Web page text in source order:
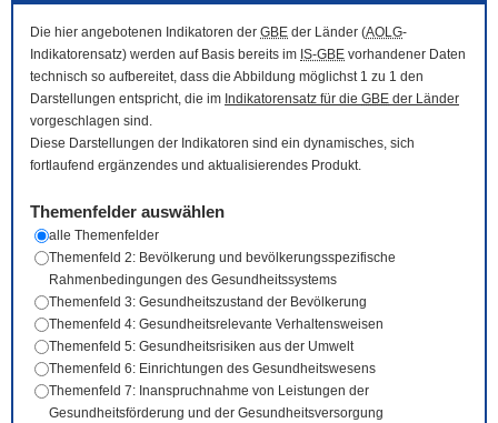
Die hier angebotenen Indikatoren der GBE der Länder (AOLG-
Indikatorensatz) werden auf Basis bereits im IS-GBE vorhandener Daten
technisch so aufbereitet, dass die Abbildung möglichst 1 zu 1 den
Darstellungen entspricht, die im Indikatorensatz für die GBE der Länder
vorgeschlagen sind.
Diese Darstellungen der Indikatoren sind ein dynamisches, sich
fortlaufend ergänzendes und aktualisierendes Produkt.
Themenfelder auswählen
alle Themenfelder
Themenfeld 2: Bevölkerung und bevölkerungsspezifische
Rahmenbedingungen des Gesundheitssystems
Themenfeld 3: Gesundheitszustand der Bevölkerung
Themenfeld 4: Gesundheitsrelevante Verhaltensweisen
Themenfeld 5: Gesundheitsrisiken aus der Umwelt
Themenfeld 6: Einrichtungen des Gesundheitswesens
Themenfeld 7: Inanspruchnahme von Leistungen der
Gesundheitsförderung und der Gesundheitsversorgung